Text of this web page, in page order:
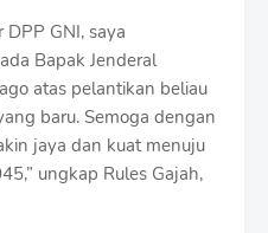
DPP GNI, saya
Bapak Jenderal
atas pelantikan beliau
baru. Semoga dengan
jaya dan kuat menuju
ungkap Rules Gajah,